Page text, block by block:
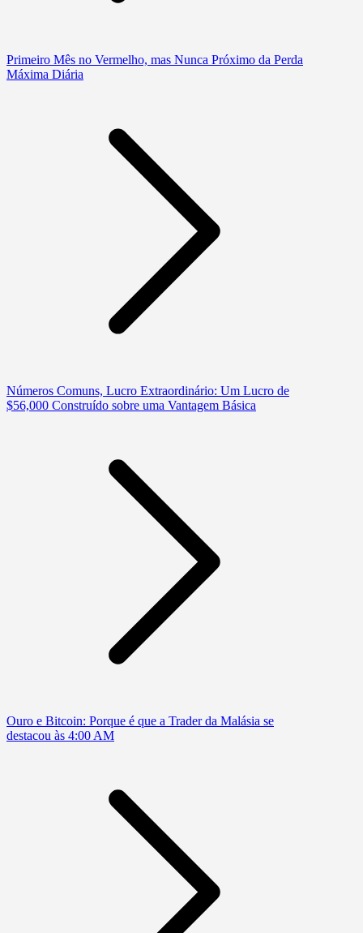
Primeiro Mês no Vermelho, mas Nunca Próximo da Perda
Máxima Diária
Números Comuns, Lucro Extraordinário: Um Lucro de
$56,000 Construído sobre uma Vantagem Básica
Ouro e Bitcoin: Porque é que a Trader da Malásia se
destacou às 4:00 AM